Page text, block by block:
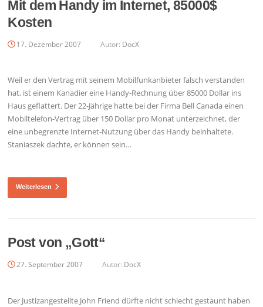
Mit dem Handy im Internet, 85000$
Kosten
17. Dezember 2007 Autor: DocX
Weil er den Vertrag mit seinem Mobilfunkanbieter falsch verstanden
hat, ist einem Kanadier eine Handy-Rechnung über 85000 Dollar ins
Haus geflattert. Der 22-Jährige hatte bei der Firma Bell Canada einen
Mobiltelefon-Vertrag über 150 Dollar pro Monat unterzeichnet, der
eine unbegrenzte Internet-Nutzung über das Handy beinhaltete.
Staniaszek dachte, er können sein…
Weiterlesen
Post von „Gott“
27. September 2007 Autor: DocX
Der Justizangestellte John Friend dürfte nicht schlecht gestaunt haben